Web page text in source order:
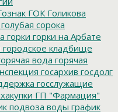
ГОК Голикова
голубая сорока
горки горки на Арбате
городское кладбище
вода горячая
госархив госдолг
госслужащие
ГП "Фармация"
подвоза воды график